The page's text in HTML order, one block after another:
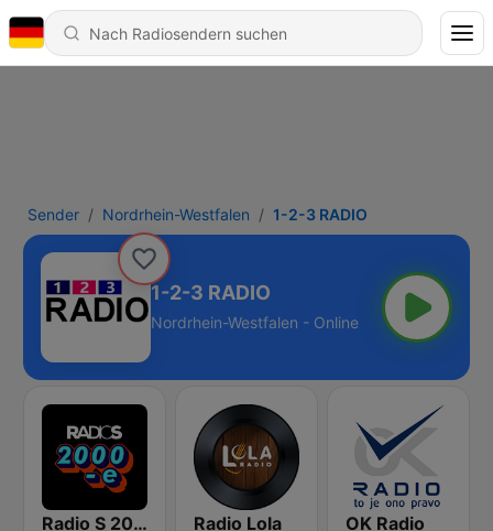
Sender Nordrhein-Westfalen 1-2-3 RADIO
1-2-3 RADIO
Nordrhein-Westfalen - Online
Radio S 2000 Radio Lola OK Radio